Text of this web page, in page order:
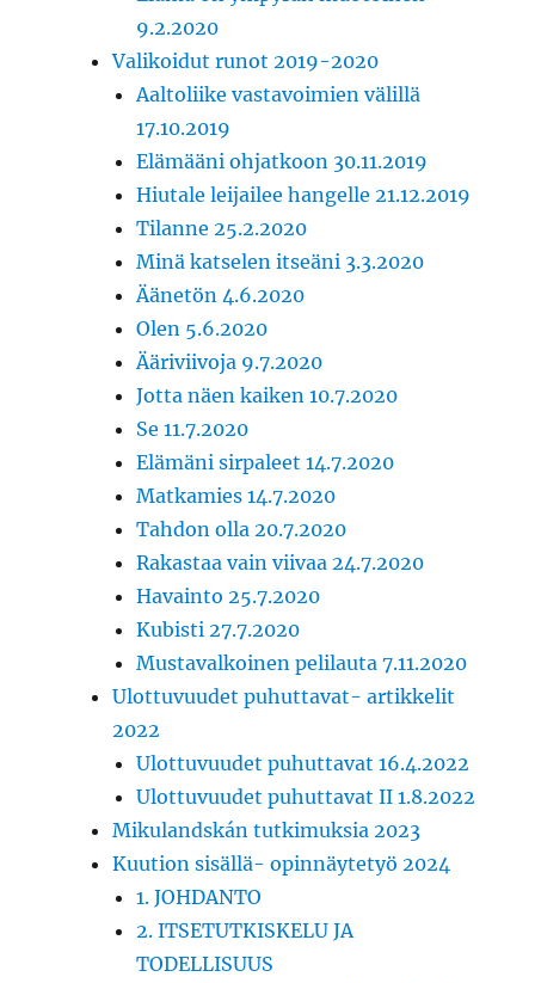
9.2.2020
Valikoidut runot 2019-2020
Aaltoliike vastavoimien välillä
17.10.2019
Elämääni ohjatkoon 30.11.2019
Hiutale leijailee hangelle 21.12.2019
Tilanne 25.2.2020
Minä katselen itseäni 3.3.2020
Äänetön 4.6.2020
Olen 5.6.2020
Ääriviivoja 9.7.2020
Jotta näen kaiken 10.7.2020
Se 11.7.2020
Elämäni sirpaleet 14.7.2020
Matkamies 14.7.2020
Tahdon olla 20.7.2020
Rakastaa vain viivaa 24.7.2020
Havainto 25.7.2020
Kubisti 27.7.2020
Mustavalkoinen pelilauta 7.11.2020
Ulottuvuudet puhuttavat- artikkelit
2022
Ulottuvuudet puhuttavat 16.4.2022
Ulottuvuudet puhuttavat II 1.8.2022
Mikulandskán tutkimuksia 2023
Kuution sisällä- opinnäytetyö 2024
1. JOHDANTO
2. ITSETUTKISKELU JA
TODELLISUUS